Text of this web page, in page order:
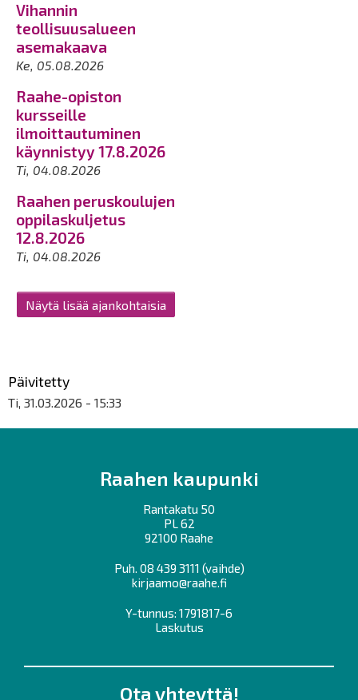
Vihannin
teollisuusalueen
asemakaava
Ke, 05.08.2026
Raahe-opiston
kursseille
ilmoittautuminen
käynnistyy 17.8.2026
Ti, 04.08.2026
Raahen peruskoulujen
oppilaskuljetus
12.8.2026
Ti, 04.08.2026
Näytä lisää ajankohtaisia
Päivitetty
Ti, 31.03.2026 - 15:33
Raahen kaupunki
Rantakatu 50
PL 62
92100 Raahe
Puh. 08 439 3111 (vaihde)
kirjaamo@raahe.fi
Y-tunnus: 1791817-6
Laskutus
Ota yhteyttä!